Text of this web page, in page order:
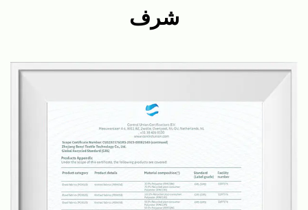
ولدى بين مصانعها الخاصة للحياكة والصباغة والطباعة، ومصانع
تجهيز السجادة المنتهية، مما يمكننا من السيطرة على سلسلة
أكثر من 20 مهندسا من مهندسي الأقمشة، نقوم بتطوير
منسوجات جديدة للسجاد كل ثلاثة أشهر استنادا إلى اتجاهات
السوق ويمكننا أيضا تقديم خدمات مصممة وفقا لمتطلبات
إن سجادنا وسجاداتنا ملائمة لمختلف السيناريوهات، بما فيها
غرف الجلوس، غرف النوم، الحمامات، المطابخ، المداخل
والمخارج، وغيرها. إننا فخورون بتقديم منتجات عالية الجودة
شرف